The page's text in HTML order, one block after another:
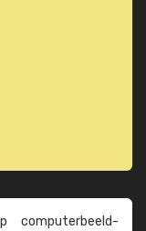
computer­beeld­